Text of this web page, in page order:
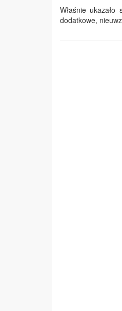
Właśnie
dodatkowe,